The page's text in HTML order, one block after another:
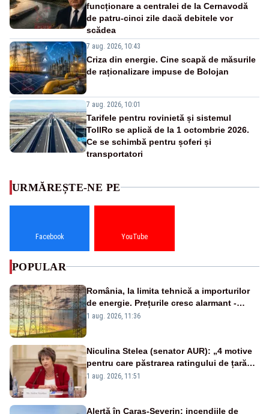
funcționare a centralei de la Cernavodă
de patru-cinci zile dacă debitele vor
scădea
7 aug. 2026, 10:43
Criza din energie. Cine scapă de măsurile
de raționalizare impuse de Bolojan
7 aug. 2026, 10:01
Tarifele pentru rovinietă și sistemul
TollRo se aplică de la 1 octombrie 2026.
Ce se schimbă pentru șoferi și
transportatori
URMĂREȘTE-NE PE
Facebook YouTube
POPULAR
România, la limita tehnică a importurilor
de energie. Prețurile cresc alarmant -
Analiză Realitatea Plus
1 aug. 2026, 11:36
Niculina Stelea (senator AUR): „4 motive
pentru care păstrarea ratingului de țară
nu este o reușită pentru Guvernul
1 aug. 2026, 11:51
Alertă în Caraș-Severin: incendiile de